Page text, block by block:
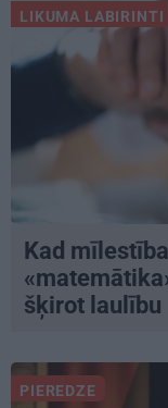
LIKUMA LABIRINTI
Kad
šķirot laulību
PIEREDZE